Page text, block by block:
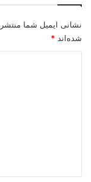
نشانی ایمیل شما
شده‌اند *